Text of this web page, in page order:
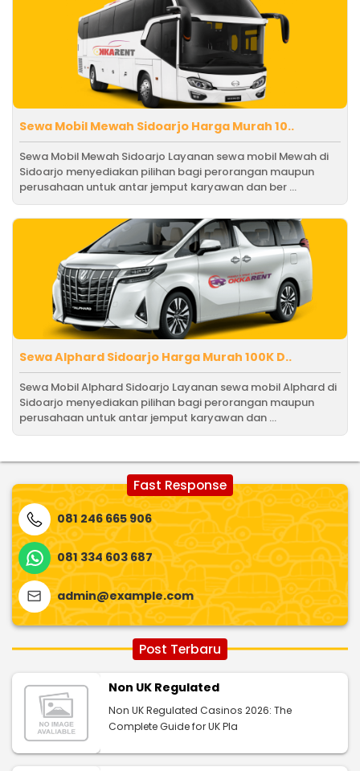
Sewa Mobil Mewah Sidoarjo Harga Murah 10..
Sewa Mobil Mewah Sidoarjo Layanan sewa mobil Mewah di
Sidoarjo menyediakan pilihan bagi perorangan maupun
perusahaan untuk antar jemput karyawan dan ber ...
Sewa Alphard Sidoarjo Harga Murah 100K D..
Sewa Mobil Alphard Sidoarjo Layanan sewa mobil Alphard di
Sidoarjo menyediakan pilihan bagi perorangan maupun
perusahaan untuk antar jemput karyawan dan ...
Fast Response
081 246 665 906
081 334 603 687
admin@example.com
Post Terbaru
Non UK Regulated
Non UK Regulated Casinos 2026: The
Complete Guide for UK Pla